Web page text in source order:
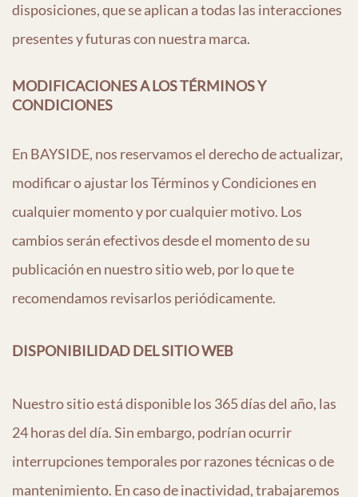
disposiciones, que se aplican a todas las interacciones
presentes y futuras con nuestra marca.
MODIFICACIONES A LOS TÉRMINOS Y
CONDICIONES
En BAYSIDE, nos reservamos el derecho de actualizar,
modificar o ajustar los Términos y Condiciones en
cualquier momento y por cualquier motivo. Los
cambios serán efectivos desde el momento de su
publicación en nuestro sitio web, por lo que te
recomendamos revisarlos periódicamente.
DISPONIBILIDAD DEL SITIO WEB
Nuestro sitio está disponible los 365 días del año, las
24 horas del día. Sin embargo, podrían ocurrir
interrupciones temporales por razones técnicas o de
mantenimiento. En caso de inactividad, trabajaremos